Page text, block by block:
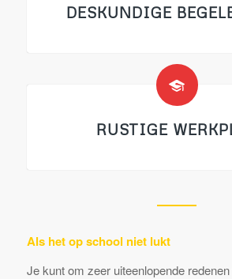
DESKUNDIGE
RUSTIGE
Als het op school niet lukt
Je kunt om zeer uiteenlopende